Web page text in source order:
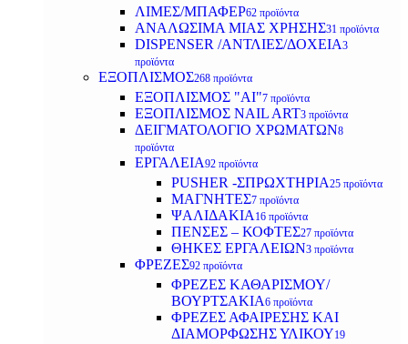
ΛΙΜΕΣ/ΜΠΑΦΕΡ62 προϊόντα
ΑΝΑΛΩΣΙΜΑ ΜΙΑΣ ΧΡΗΣΗΣ31 προϊόντα
DISPENSER /ΑΝΤΛΙΕΣ/ΔΟΧΕΙΑ3
προϊόντα
ΕΞΟΠΛΙΣΜΟΣ268 προϊόντα
ΕΞΟΠΛΙΣΜΟΣ "AI"7 προϊόντα
ΕΞΟΠΛΙΣΜΟΣ NAIL ART3 προϊόντα
ΔΕΙΓΜΑΤΟΛΟΓΙΟ ΧΡΩΜΑΤΩΝ8
προϊόντα
ΕΡΓΑΛΕΙΑ92 προϊόντα
PUSHER -ΣΠΡΩΧΤΗΡΙΑ25 προϊόντα
ΜΑΓΝΗΤΕΣ7 προϊόντα
ΨΑΛΙΔΑΚΙΑ 16 προϊόντα
ΠΕΝΣΕΣ – ΚΟΦΤΕΣ27 προϊόντα
ΘΗΚΕΣ ΕΡΓΑΛΕΙΩΝ3 προϊόντα
ΦΡΕΖΕΣ92 προϊόντα
ΦΡΕΖΕΣ ΚΑΘΑΡΙΣΜΟΥ/
ΒΟΥΡΤΣΑΚΙΑ6 προϊόντα
ΦΡΕΖΕΣ ΑΦΑΙΡΕΣΗΣ ΚΑΙ
ΔΙΑΜΟΡΦΩΣΗΣ ΥΛΙΚΟΥ19